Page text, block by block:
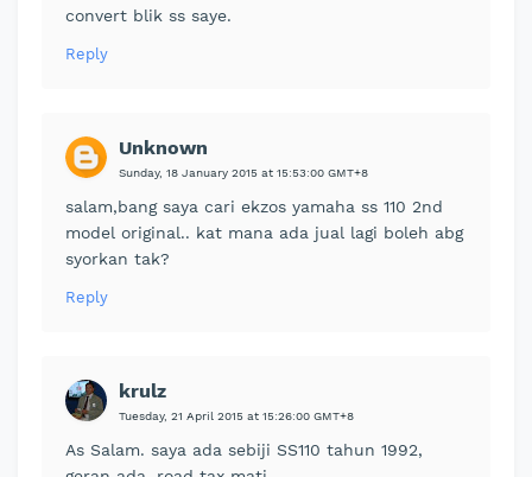
convert blik ss saye.
Reply
Unknown
Sunday, 18 January 2015 at 15:53:00 GMT+8
salam,bang saya cari ekzos yamaha ss 110 2nd
model original.. kat mana ada jual lagi boleh abg
syorkan tak?
Reply
krulz
Tuesday, 21 April 2015 at 15:26:00 GMT+8
As Salam. saya ada sebiji SS110 tahun 1992,